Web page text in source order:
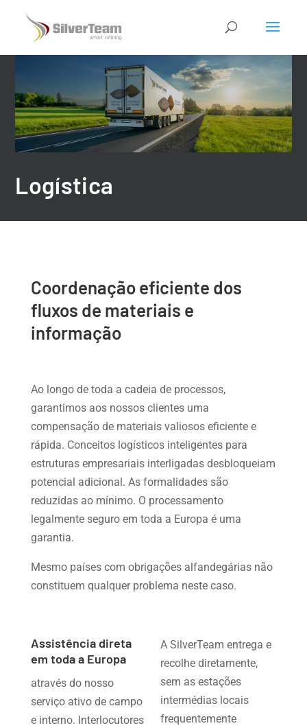
Logística
Coordenação eficiente dos
fluxos de materiais e
informação
Ao longo de toda a cadeia de processos,
garantimos aos nossos clientes uma
compensação de materiais valiosos eficiente e
rápida. Conceitos logísticos inteligentes para
estruturas empresariais interligadas desbloqueiam
potencial adicional. As formalidades são
reduzidas ao mínimo. O processamento
legalmente seguro em toda a Europa é uma
garantia.
Mesmo países com obrigações alfandegárias não
constituem qualquer problema neste caso.
Assistência direta
em toda a Europa
através do nosso
serviço ativo de campo
e interno. Interlocutores
A SilverTeam entrega e
recolhe diretamente,
sem as estações
intermédias locais
frequentemente